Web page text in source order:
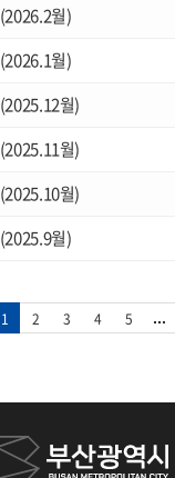
월)
월)
월)
월)
월)
월)
1 2 3 4 5